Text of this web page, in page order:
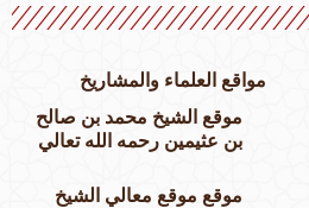
مواقع العلماء والمشاريخ
موقع الشيخ محمد بن صالح
بن عثيمين رحمه الله تعالي
موقع موقع معالي الشيخ